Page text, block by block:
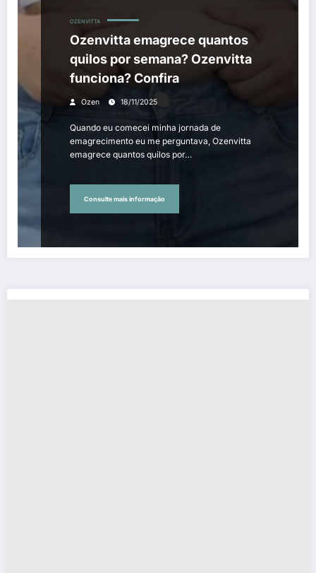
OZENVITTA
Ozenvitta emagrece quantos
quilos por semana? Ozenvitta
funciona? Confira
Ozen 18/11/2025
Quando eu comecei minha jornada de
emagrecimento eu me perguntava, Ozenvitta
emagrece quantos quilos por…
Consulte mais informação